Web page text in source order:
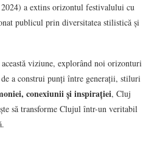
a extins orizontul festivalului cu
publicul prin diversitatea stilistică și
viziune, explorând noi orizonturi
a construi punți între generații, stiluri
conexiunii și inspirației, Cluj
să transforme Clujul într-un veritabil